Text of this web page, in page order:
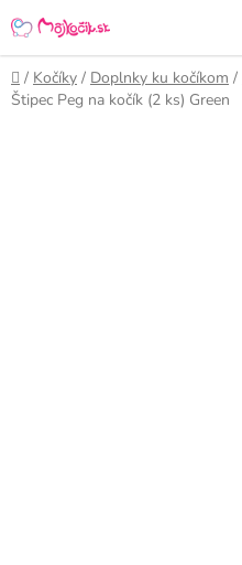
na
obsah
Domov
/ Kočíky / Doplnky ku kočíkom /
Štipec Peg na kočík (2 ks) Green